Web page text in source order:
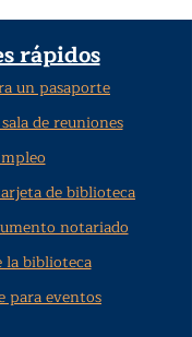
rápidos
un pasaporte
de reuniones
de biblioteca
notariado
la biblioteca
para eventos